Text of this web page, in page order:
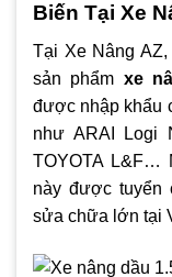
Biến Tại Xe
Tại Xe Nâng
sản phẩm xe
được nhập khẩu
như ARAI Logi
TOYOTA L&F…
này được tuyển
sửa chữa lớn tại